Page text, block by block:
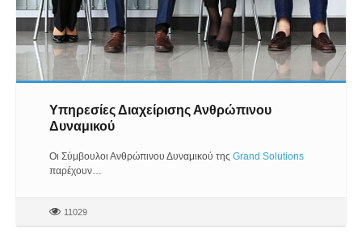
Υπηρεσίες Διαχείρισης Ανθρώπινου
Δυναμικού
Οι Σύμβουλοι Ανθρώπινου Δυναμικού της Grand Solutions
παρέχουν…
11029